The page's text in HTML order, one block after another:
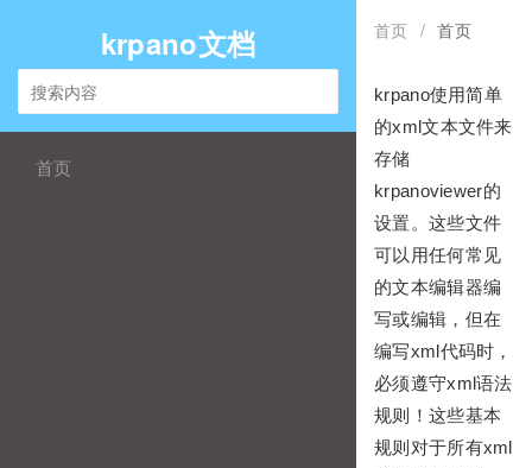
krpano文档
首页
首页 / 首页
krpano使用简单
的xml文本文件来
存储
krpanoviewer的
设置。这些文件
可以用任何常见
的文本编辑器编
写或编辑，但在
编写xml代码时，
必须遵守xml语法
规则！这些基本
规则对于所有xml